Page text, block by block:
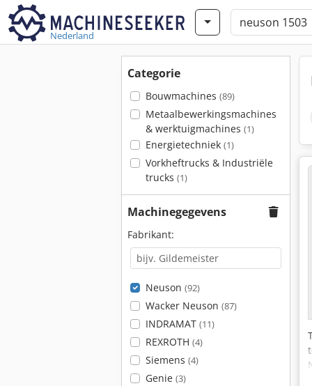
Nederland
Categorie
Bouwmachines (89)
Metaalbewerkingsmachines
& werktuigmachines (1)
Energietechniek (1)
Vorkheftrucks & Industriële
trucks (1)
Machinegegevens
Fabrikant:
Neuson (92)
Wacker Neuson (87)
INDRAMAT (11)
REXROTH (4)
Siemens (4)
Genie (3)